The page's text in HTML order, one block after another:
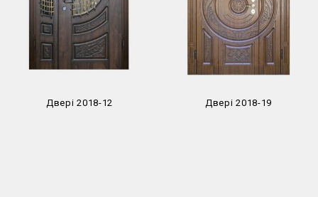
Двері 2018-12 Двері 2018-19